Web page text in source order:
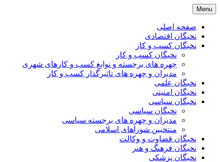
Skip
to
content
Menu
صفحه اصلی
نخبگان اقتصادی
نخبگان کسب و کار
نخبگان کسب و کار
چهره های برجسته و نوابغ کسب و کارهای شهری
مدیران و چهره های تاثیرگذار کسب و کار
نخبگان علمی
نخبگان امنیتی
نخبگان سیاسی
نخبگان سیاسی
مدیران و چهره های برجسته سیاسی
منتخبین شوراهای اسلامی
نخبگان قضاوت و وکالت
نخبگان فرهنگ و هنر
نخبگان پزشکی